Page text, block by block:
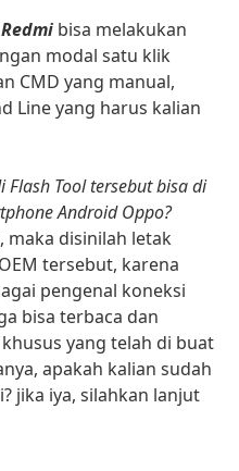
bisa melakukan
modal satu klik
CMD yang manual,
Line yang harus kalian
Tool tersebut bisa di
Android Oppo?
maka disinilah letak
tersebut, karena
pengenal koneksi
bisa terbaca dan
yang telah di buat
apakah kalian sudah
jika iya, silahkan lanjut